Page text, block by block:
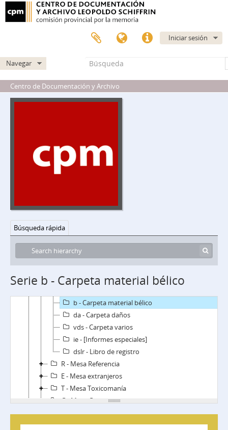
Iniciar sesión
Navegar
Centro de Documentación y Archivo
Búsqueda rápida
Serie b - Carpeta material bélico
B - Mesa B
C - Mesa C
DE - Mesa DE
fpl - Factor Policial
fi.dop - Fichas operacional
fi.dma - Fichas modus operandi
fi.dco - Fichas comandos
fi.fsu - Fichas sueltas (de carpeta Varios)
ae - Secuestro, tenencia de armas y explosivos
b - Carpeta material bélico
da - Carpeta daños
vds - Carpeta varios
ie - [Informes especiales]
dslr - Libro de registro
R - Mesa Referencia
E - Mesa extranjeros
T - Mesa Toxicomanía
G - Mesa G
S - Mesa S
D - Mesa Doctrina